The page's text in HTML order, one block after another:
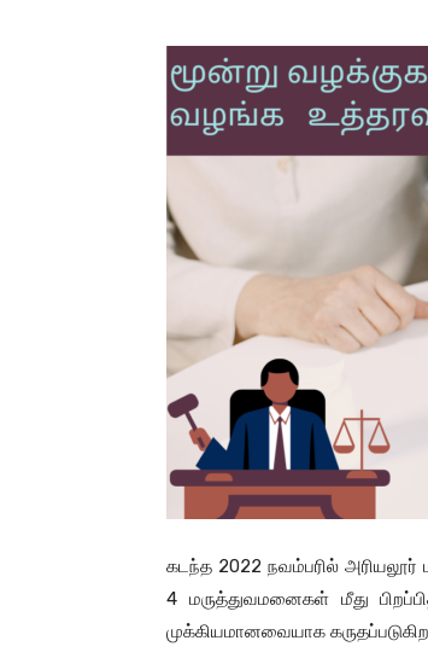
கடந்த 2022 நவம்பரில்
4 மருத்துவமனைகள் மீது
முக்கியமானவையாக